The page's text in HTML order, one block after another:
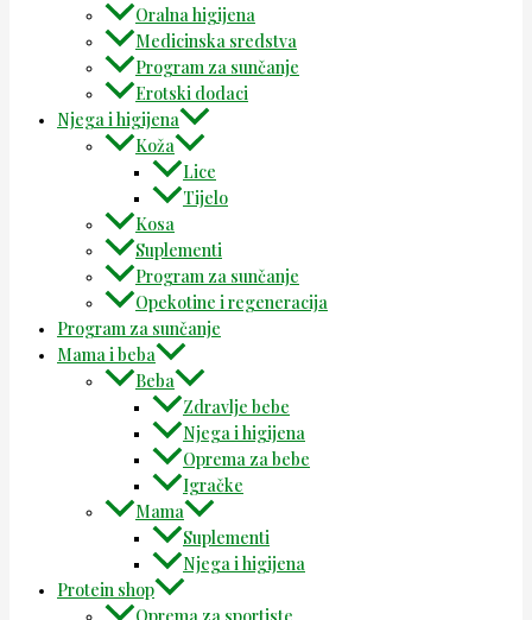
Oralna higijena
Medicinska sredstva
Program za sunčanje
Erotski dodaci
Njega i higijena
Koža
Lice
Tijelo
Kosa
Suplementi
Program za sunčanje
Opekotine i regeneracija
Program za sunčanje
Mama i beba
Beba
Zdravlje bebe
Njega i higijena
Oprema za bebe
Igračke
Mama
Suplementi
Njega i higijena
Protein shop